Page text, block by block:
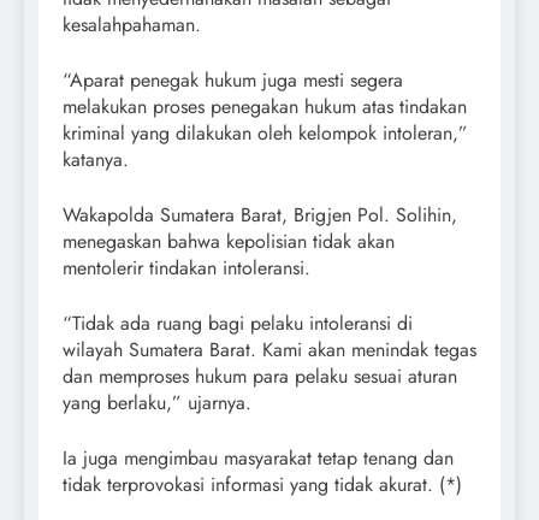
kesalahpahaman.
“Aparat penegak hukum juga mesti segera
melakukan proses penegakan hukum atas tindakan
kriminal yang dilakukan oleh kelompok intoleran,”
katanya.
Wakapolda Sumatera Barat, Brigjen Pol. Solihin,
menegaskan bahwa kepolisian tidak akan
mentolerir tindakan intoleransi.
“Tidak ada ruang bagi pelaku intoleransi di
wilayah Sumatera Barat. Kami akan menindak tegas
dan memproses hukum para pelaku sesuai aturan
yang berlaku,” ujarnya.
Ia juga mengimbau masyarakat tetap tenang dan
tidak terprovokasi informasi yang tidak akurat. (*)